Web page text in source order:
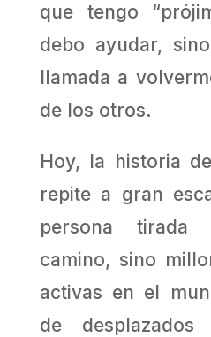
que tengo
debo ayudar,
llamada a
de los otros.
Hoy, la historia
repite a gran
persona
camino, sino
activas en el
de